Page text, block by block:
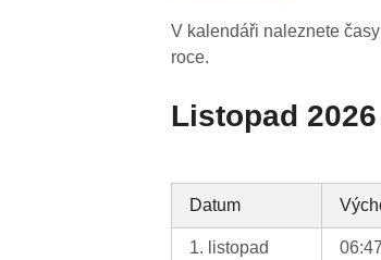
V kalendáři naleznete
roce.
Listopad 2026
Datum
1. listopad 06:47